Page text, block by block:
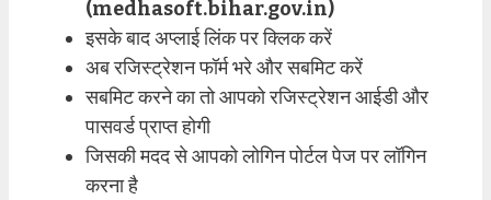
(medhasoft.bihar.gov.in)
इसके बाद अप्लाई लिंक पर क्लिक करें
अब रजिस्ट्रेशन फॉर्म भरे और सबमिट करें
सबमिट करने का तो आपको रजिस्ट्रेशन आईडी और
पासवर्ड प्राप्त होगी
जिसकी मदद से आपको लोगिन पोर्टल पेज पर लॉगिन
करना है